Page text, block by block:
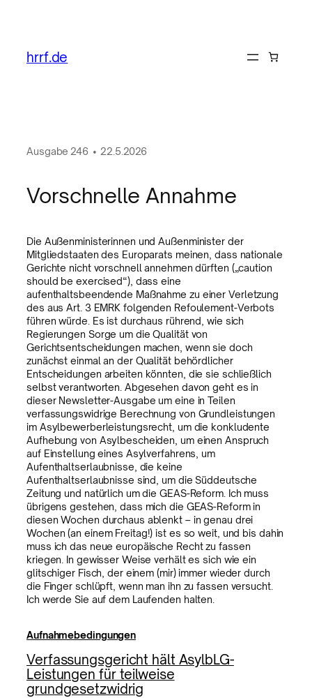
hrrf.de
Ausgabe 246• 22.5.2026
Vorschnelle Annahme
Die Außenministerinnen und Außenminister der
Mitgliedstaaten des Europarats meinen, dass nationale
Gerichte nicht vorschnell annehmen dürften („caution
should be exercised“), dass eine
aufenthaltsbeendende Maßnahme zu einer Verletzung
des aus Art. 3 EMRK folgenden Refoulement-Verbots
führen würde. Es ist durchaus rührend, wie sich
Regierungen Sorge um die Qualität von
Gerichtsentscheidungen machen, wenn sie doch
zunächst einmal an der Qualität behördlicher
Entscheidungen arbeiten könnten, die sie schließlich
selbst verantworten. Abgesehen davon geht es in
dieser Newsletter-Ausgabe um eine in Teilen
verfassungswidrige Berechnung von Grundleistungen
im Asylbewerberleistungsrecht, um die konkludente
Aufhebung von Asylbescheiden, um einen Anspruch
auf Einstellung eines Asylverfahrens, um
Aufenthaltserlaubnisse, die keine
Aufenthaltserlaubnisse sind, um die Süddeutsche
Zeitung und natürlich um die GEAS-Reform. Ich muss
übrigens gestehen, dass mich die GEAS-Reform in
diesen Wochen durchaus ablenkt – in genau drei
Wochen (an einem Freitag!) ist es so weit, und bis dahin
muss ich das neue europäische Recht zu fassen
kriegen. In gewisser Weise verhält es sich wie ein
glitschiger Fisch, der einem (mir) immer wieder durch
die Finger schlüpft, wenn man ihn zu fassen versucht.
Ich werde Sie auf dem Laufenden halten.
Aufnahmebedingungen
Verfassungsgericht hält AsylbLG-
Leistungen für teilweise
grundgesetzwidrig